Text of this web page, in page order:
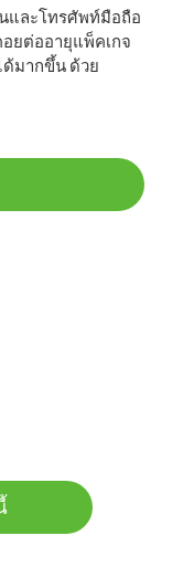
และโทรศัพท์มือถือ
ยต่ออายุแพ็คเกจ
มากขึ้น ด้วย